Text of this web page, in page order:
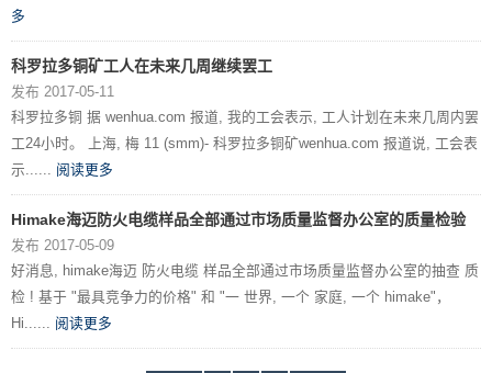
多
科罗拉多铜矿工人在未来几周继续罢工
发布 2017-05-11
科罗拉多铜 据 wenhua.com 报道, 我的工会表示, 工人计划在未来几周内罢
工24小时。 上海, 梅 11 (smm)- 科罗拉多铜矿wenhua.com 报道说, 工会表
示...... 阅读更多
Himake海迈防火电缆样品全部通过市场质量监督办公室的质量检验
发布 2017-05-09
好消息, himake海迈 防火电缆 样品全部通过市场质量监督办公室的抽查 质
检 ! 基于 "最具竞争力的价格" 和 "一 世界, 一个 家庭, 一个 himake"，
Hi...... 阅读更多